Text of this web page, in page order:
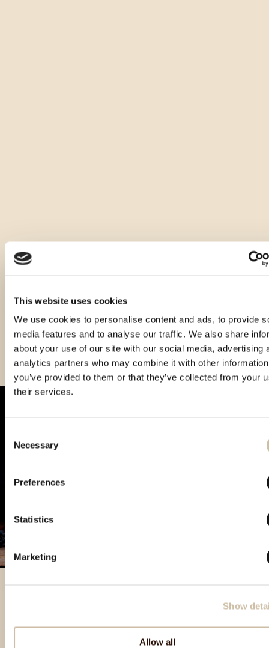
This website uses cookies
We use cookies to personalise content and ads, to provide
media features and to analyse our traffic. We also share
about your use of our site with our social media, advertising
analytics partners who may combine it with other
you’ve provided to them or that they’ve collected from your
their services.
Selection
Necessary
Preferences
Statistics
Marketing
Show
Allow all
Andere Größen dieses Produkts
Besondere Produkte